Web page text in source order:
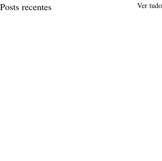
Posts recentes Ver tudo